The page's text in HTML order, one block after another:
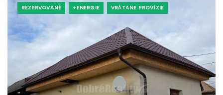
REZERVOVANÉ +ENERGIE VRÁTANE PROVÍZIE